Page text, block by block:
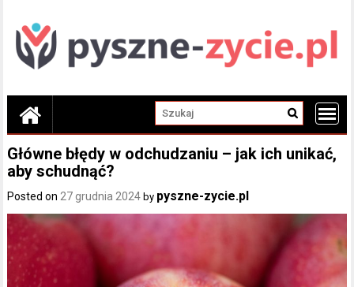
content
Główne błędy w odchudzaniu – jak ich unikać,
aby schudnąć?
Posted on 27 grudnia 2024 by pyszne-zycie.pl